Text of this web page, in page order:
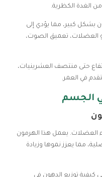
الغدة الكظرية.
بشكل كبير، مما يؤدي إلى
العضلات، تعميق الصوت،
حتى منتصف العشرينيات،
في العمر.
الجسم
العضلات. يعمل هذا الهرمون
مما يعزز نموها وزيادة
كيفية توزيع الدهون في